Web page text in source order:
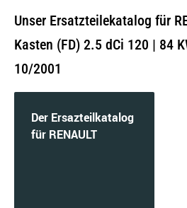
Unser Ersatzteilekatalog für
Kasten (FD) 2.5 dCi 120 | 84
10/2001
Der Ersazteilkatalog
für RENAULT